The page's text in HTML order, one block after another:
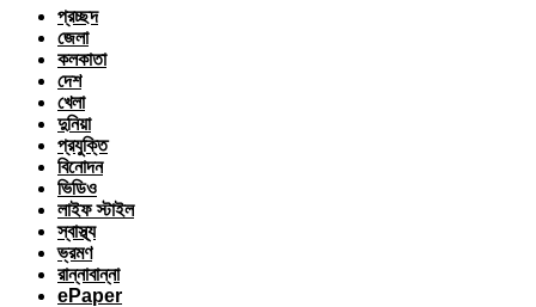
প্রচ্ছদ
জেলা
কলকাতা
দেশ
খেলা
দুনিয়া
প্রযুক্তি
বিনোদন
ভিডিও
লাইফ স্টাইল
স্বাস্থ্য
ভ্রমণ
রান্নাবান্না
ePaper